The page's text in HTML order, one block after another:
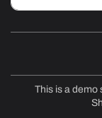
This is a demo